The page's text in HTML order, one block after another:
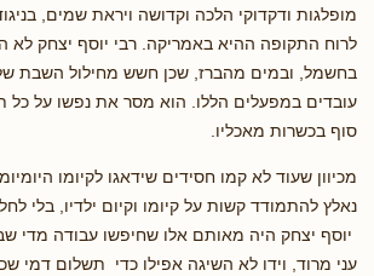
מופלגות ודקדוקי הלכה וקדושה ויראת שמים,
לרוח התקופה ההיא באמריקה. רבי יוסף יצחק
בחשמל, ובמים מהברז, שכן חשש מחילול השבת
עובדים במפעלים הללו. הוא מסר את נפשו על כל
סוף בכשרות מאכליו.
מכיוון שעוד לא קמו חסידים שידאגו לקיומו
נאלץ להתמודד קשות על קיומו וקיום ילדיו, בלי
יוסף יצחק היה מאותם אלו שחיפשו עבודה מדי
עני מרוד, וידו לא השיגה אפילו כדי תשלום דמי